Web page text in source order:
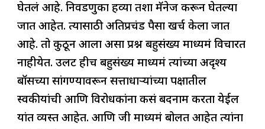
घेतलं आहे. निवडणुका हव्या तशा मॅनेज करून घेतल्या
जात आहेत. त्यासाठी अतिप्रचंड पैसा खर्च केला जात
आहे. तो कुठून आला असा प्रश्न बहुसंख्य माध्यमं विचारत
नाहीयेत. उलट हीच बहुसंख्य माध्यमं त्यांच्या अदृश्य
बॉसच्या सांगण्यावरून सत्ताधाऱ्यांच्या पक्षातील
स्वकीयांची आणि विरोधकांना कसं बदनाम करता येईल
यांत व्यस्त आहेत. आणि जी माध्यमं बोलत आहेत त्यांना